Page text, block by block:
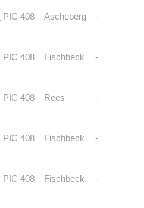
PIC 408 Ascheberg -
PIC 408 Fischbeck -
PIC 408 Rees -
PIC 408 Fischbeck -
PIC 408 Fischbeck -